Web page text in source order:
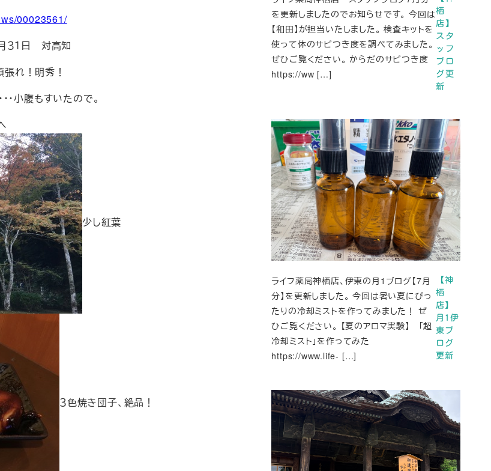
00023561/
３１日 対高知
張れ！明秀！
・小腹もすいたので。
少し紅葉
３色焼き団子、絶品！
栖
店】
スタ
ッフ
ブロ
グ更
新
を更新しましたのでお知らせです。 今回は
【和田】が担当いたしました。 検査キットを
使って体のサビつき度を調べてみました。
ぜひご覧ください。 からだのサビつき度
https://ww […]
【神
栖
店】
月1伊
東ブ
ログ
更新
ライフ薬局神栖店、伊東の月1ブログ【7月
分】を更新しました。 今回は暑い夏にぴっ
たりの冷却ミストを作ってみました！ ぜ
ひご覧ください。 【夏のアロマ実験】 「超
冷却ミスト」を作ってみた
https://www.life- […]